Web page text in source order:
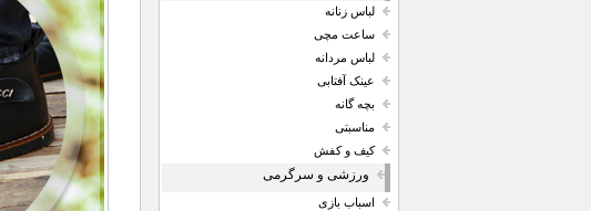
لباس زنانه
ساعت مچی
لباس مردانه
عینک آفتابی
بچه گانه
مناسبتی
کیف و کفش
ورزشی و سرگرمی
اسباب بازی